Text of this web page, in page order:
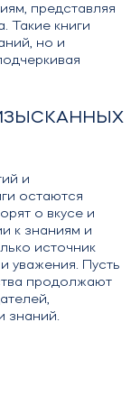
представляя
Такие книги
но и
и
остаются
о вкусе и
к знаниям и
источник
уважения. Пусть
продолжают
знаний.